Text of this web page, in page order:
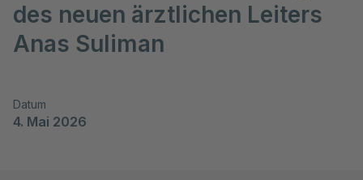
des neuen ärztlichen Leiters
Anas Suliman
Datum
4. Mai 2026